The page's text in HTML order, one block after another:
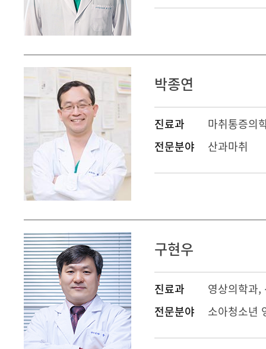
박종연
진료과
마취통증의
전문분야
산과마취
구현우
진료과 영상의학과,
전문분야
소아청소년